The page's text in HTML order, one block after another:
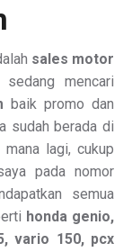
sales motor
mencari
baik promo dan
sudah berada di
lagi, cukup
pada nomor
semua
honda genio,
vario 150, pcx